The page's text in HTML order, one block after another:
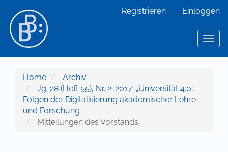
Hauptinhalt
Sidebar
Registrieren Einloggen
Home
Archiv
Jg. 28 (Heft 55), Nr. 2-2017: „Universität 4.0“.
Folgen der Digitalisierung akademischer Lehre
und Forschung
Mitteilungen des Vorstands